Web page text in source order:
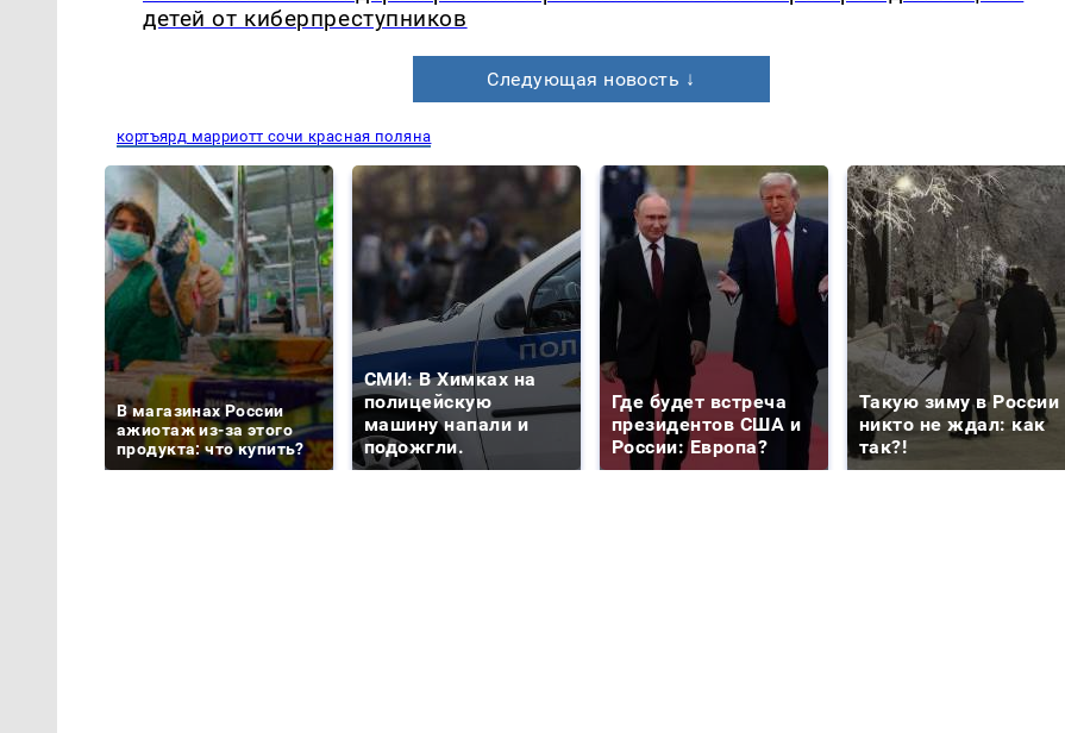
детей от киберпреступников
Следующая новость ↓
кортъярд марриотт сочи красная поляна
В магазинах России
ажиотаж из-за этого
продукта: что купить?
СМИ: В Химках на
полицейскую
машину напали и
подожгли.
Где будет встреча
президентов США и
России: Европа?
Такую зиму в России
никто не ждал: как
так?!